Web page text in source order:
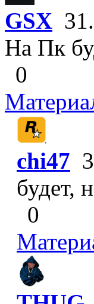
GSX
На Пк
0
chi47
будет,
0